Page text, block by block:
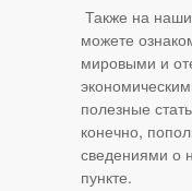
Также на
можете
мировыми и
полезные
конечно,
сведениями о
пункте.